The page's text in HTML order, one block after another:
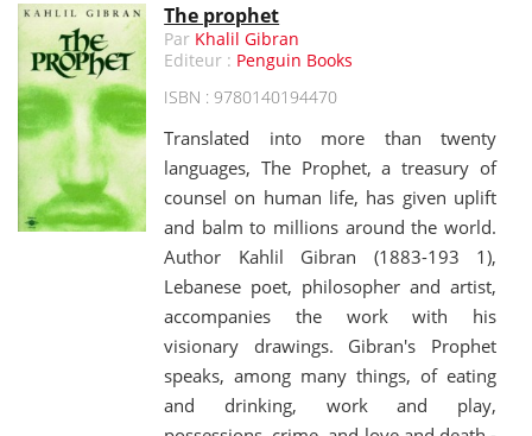
The prophet
Par Khalil Gibran
Editeur : Penguin Books
ISBN : 9780140194470
Translated into more than twenty
languages, The Prophet, a treasury of
counsel on human life, has given uplift
and balm to millions around the world.
Author Kahlil Gibran (1883-193 1),
Lebanese poet, philosopher and artist,
accompanies the work with his
visionary drawings. Gibran's Prophet
speaks, among many things, of eating
and drinking, work and play,